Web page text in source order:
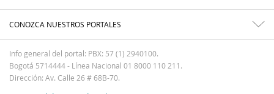
CONOZCA NUESTROS PORTALES
Info general del portal: PBX: 57 (1) 2940100.
Bogotá 5714444 - Línea Nacional 01 8000 110 211.
Dirección: Av. Calle 26 # 68B-70.